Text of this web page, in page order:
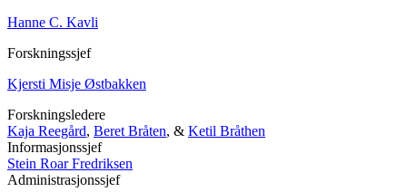
Hanne C. Kavli
Forskningssjef
Kjersti Misje Østbakken
Forskningsledere
Kaja Reegård, Beret Bråten, & Ketil Bråthen
Informasjonssjef
Stein Roar Fredriksen
Administrasjonssjef